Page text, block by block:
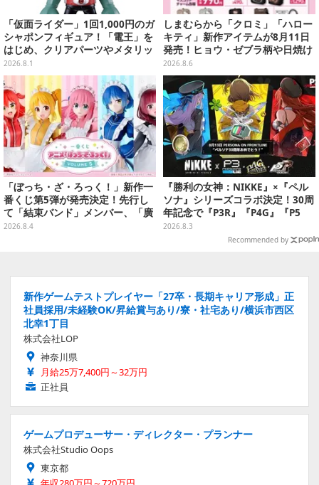
「仮面ライダー」1回1,000円のガ
シャポンフィギュア！「電王」を
はじめ、クリアパーツやメタリッ
ク彩色でこだわりが詰まった4種
類
2026.8.1
しまむらから「クロミ」「ハロー
キティ」新作アイテムが8月11日
発売！ヒョウ・ゼブラ柄や日焼け
デザインの可愛い雑貨・アパレル
など多数
2026.8.6
「ぼっち・ざ・ろっく！」新作一
番くじ第5弾が発売決定！先行し
て「結束バンド」メンバー、「廣
井きくり」のメイド衣装フィギュ
2026.8.4
『勝利の女神：NIKKE』×『ペル
ソナ』シリーズコラボ決定！30周
年記念で『P3R』『P4G』『P5
R』の3作品参戦
2026.8.3
Recommended by
新作ゲームテストプレイヤー「27卒・長期キャリア形成」正
社員採用/未経験OK/昇給賞与あり/寮・社宅あり/横浜市西区
北幸1丁目
株式会社LOP
神奈川県
月給25万7,400円～32万円
正社員
ゲームプロデューサー・ディレクター・プランナー
株式会社Studio Oops
東京都